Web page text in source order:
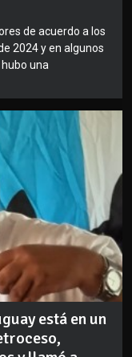
de acuerdo a los
2024 y en algunos
una
está en un